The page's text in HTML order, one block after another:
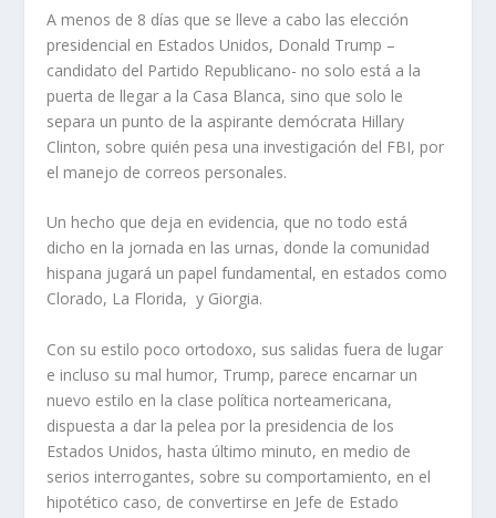
A menos de 8 días que se lleve a cabo las elección
presidencial en Estados Unidos, Donald Trump –
candidato del Partido Republicano- no solo está a la
puerta de llegar a la Casa Blanca, sino que solo le
separa un punto de la aspirante demócrata Hillary
Clinton, sobre quién pesa una investigación del FBI, por
el manejo de correos personales.
Un hecho que deja en evidencia, que no todo está
dicho en la jornada en las urnas, donde la comunidad
hispana jugará un papel fundamental, en estados como
Clorado, La Florida, y Giorgia.
Con su estilo poco ortodoxo, sus salidas fuera de lugar
e incluso su mal humor, Trump, parece encarnar un
nuevo estilo en la clase política norteamericana,
dispuesta a dar la pelea por la presidencia de los
Estados Unidos, hasta último minuto, en medio de
serios interrogantes, sobre su comportamiento, en el
hipotético caso, de convertirse en Jefe de Estado